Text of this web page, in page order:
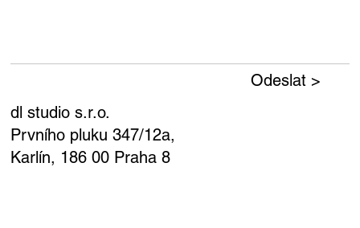
dl studio s.r.o.
Prvního pluku 347/12a,
Karlín, 186 00 Praha 8
Odeslat >